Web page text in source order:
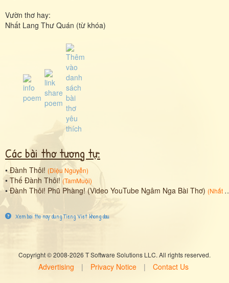
Vườn thơ hay:
Nhất Lang Thư Quán (từ khóa)
Các bài thơ tương tự:
•Đành Thôi! (Diệu Nguyễn)
• Thế Đành Thôi! (TamMuội)
•Đành Thôi! Phũ Phàng! (Video YouTube Ngâm Nga Bài Thơ) (Nhất Lang (Nguyễn Thành Sáng)
Xem bai tho nay dung Tieng Viet khong dau
Copyright © 2008-2026 T Software Solutions LLC. All rights reserved.
Advertising | Privacy Notice | Contact Us